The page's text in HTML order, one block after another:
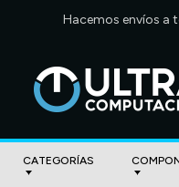
Hacemos envíos a
CATEGORÍAS